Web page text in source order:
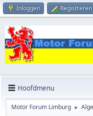
Inloggen Registreren
Hoofdmenu
Motor Forum Limburg ►